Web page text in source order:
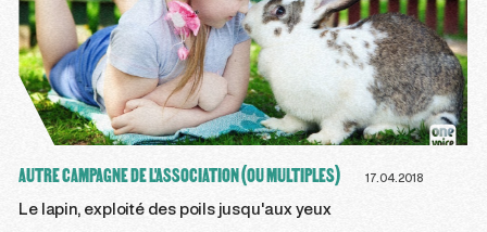
AUTRE CAMPAGNE DE L'ASSOCIATION (OU MULTIPLES) 17.04.2018
Le lapin, exploité des poils jusqu'aux yeux